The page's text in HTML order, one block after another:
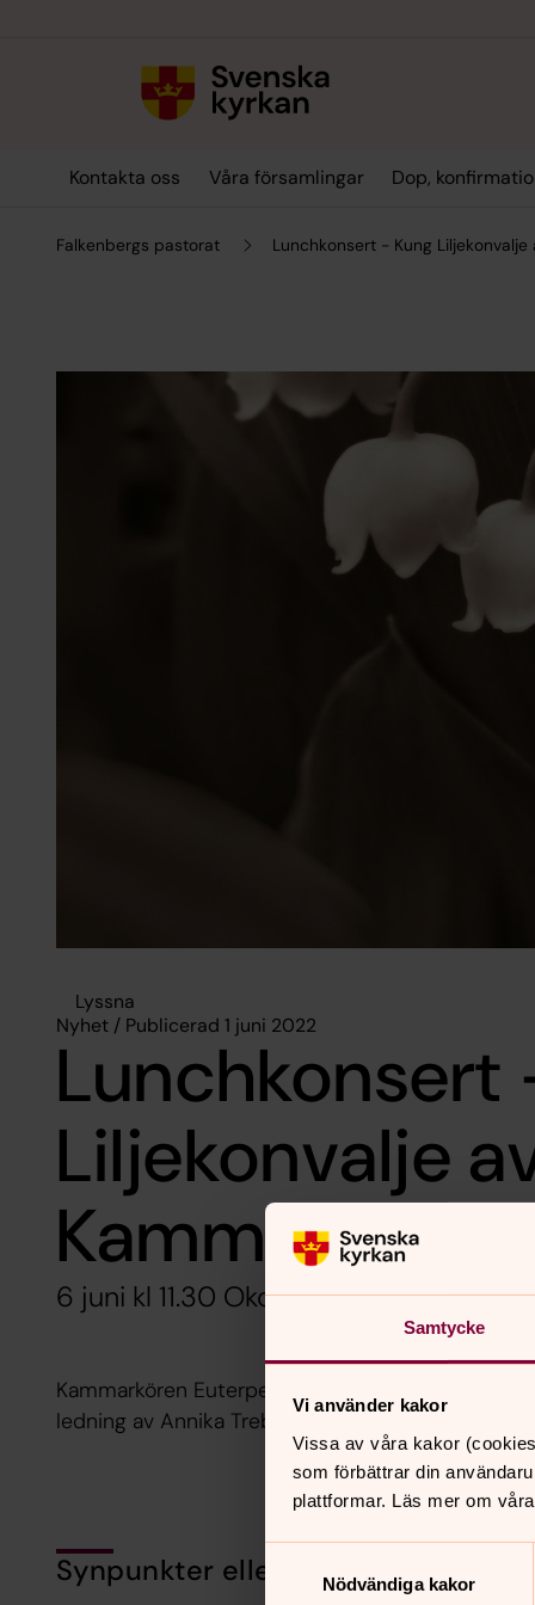
Samtycke
Vi använder kakor
Vissa av våra kakor
som förbättrar din
plattformar. Läs mer om
Nödvändiga kakor
Kontakta oss Våra församlingar Dop,
Falkenbergs pastorat Lunchkonsert - Kung
Lyssna
Nyhet / Publicerad 1 juni 2022
Lunchkonsert
Liljekonvalje
Kammarkören
6 juni kl 11.30 Okome kyrka
Kammarkören Euterpe välkomnar sommaren
ledning av Annika Treborg. Fritt inträde.
Synpunkter eller frågor på sidans